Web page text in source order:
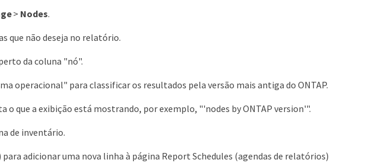
> Nodes.
que não deseja no relatório.
da coluna "nó".
operacional" para classificar os resultados pela versão mais antiga do ONTAP.
o que a exibição está mostrando, por exemplo, "'nodes by ONTAP version'".
de inventário.
adicionar uma nova linha à página Report Schedules (agendas de relatórios)